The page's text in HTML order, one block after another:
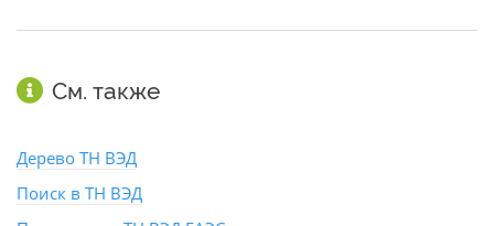
См. также
Дерево ТН ВЭД
Поиск в ТН ВЭД